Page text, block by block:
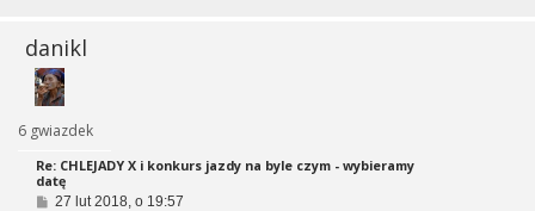
danikl
6 gwiazdek
Re: CHLEJADY X i konkurs jazdy na byle czym - wybieramy
datę
P27 lut 2018, o 19:57